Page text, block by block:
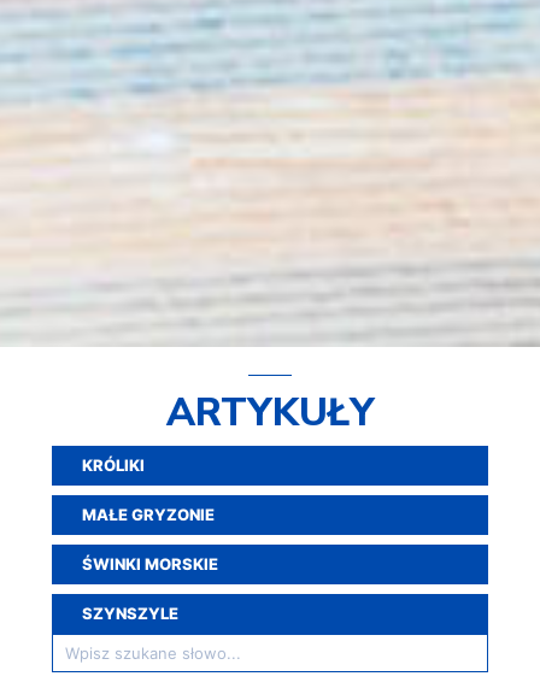
ARTYKUŁY
KRÓLIKI
MAŁE GRYZONIE
ŚWINKI MORSKIE
SZYNSZYLE